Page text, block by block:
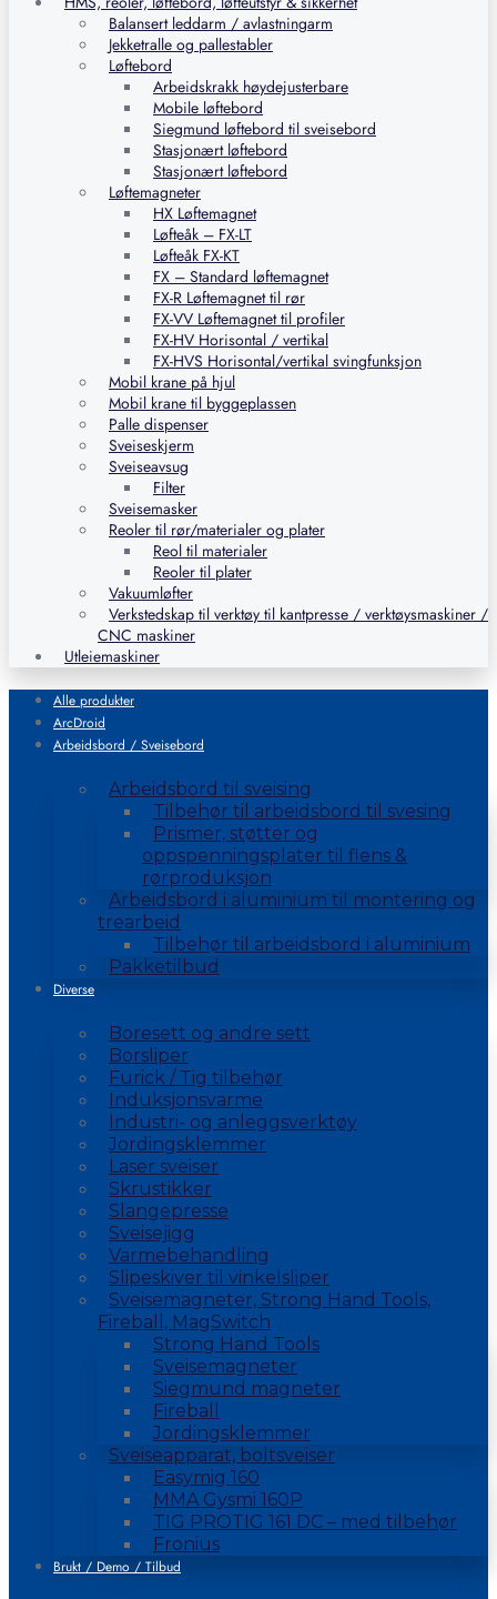
Balansert leddarm / avlastningarm
Jekketralle og pallestabler
Løftebord
Arbeidskrakk høydejusterbare
Mobile løftebord
Siegmund løftebord til sveisebord
Stasjonært løftebord
Stasjonært løftebord
Løftemagneter
HX Løftemagnet
Løfteåk – FX-LT
Løfteåk FX-KT
FX – Standard løftemagnet
FX-R Løftemagnet til rør
FX-VV Løftemagnet til profiler
FX-HV Horisontal / vertikal
FX-HVS Horisontal/vertikal svingfunksjon
Mobil krane på hjul
Mobil krane til byggeplassen
Palle dispenser
Sveiseskjerm
Sveiseavsug
Filter
Sveisemasker
Reoler til rør/materialer og plater
Reol til materialer
Reoler til plater
Vakuumløfter
Verkstedskap til verktøy til kantpresse / verktøysmaskiner /
CNC maskiner
Utleiemaskiner
Alle produkter
ArcDroid
Arbeidsbord / Sveisebord
Arbeidsbord til sveising
Tilbehør til arbeidsbord til svesing
Prismer, støtter og
oppspenningsplater til flens &
rørproduksjon
Arbeidsbord i aluminium til montering og
trearbeid
Tilbehør til arbeidsbord i aluminium
Pakketilbud
Diverse
Boresett og andre sett
Borsliper
Furick / Tig tilbehør
Induksjonsvarme
Industri- og anleggsverktøy
Jordingsklemmer
Laser sveiser
Skrustikker
Slangepresse
Sveisejigg
Varmebehandling
Slipeskiver til vinkelsliper
Sveisemagneter, Strong Hand Tools,
Fireball, MagSwitch
Strong Hand Tools
Sveisemagneter
Siegmund magneter
Fireball
Jordingsklemmer
Sveiseapparat, boltsveiser
Easymig 160
MMA Gysmi 160P
TIG PROTIG 161 DC – med tilbehør
Fronius
Brukt / Demo / Tilbud